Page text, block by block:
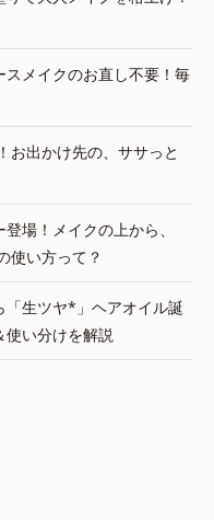
スメイクのお直し不要！毎
お出かけ先の、ササっと
場！メイクの上から、
使い方って？
「生ツヤ*」ヘアオイル誕
い分けを解説